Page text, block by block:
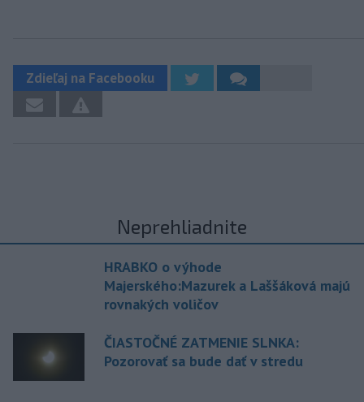
Zdieľaj na Facebooku
Neprehliadnite
HRABKO o výhode
Majerského:Mazurek a Laššáková majú
rovnakých voličov
ČIASTOČNÉ ZATMENIE SLNKA:
Pozorovať sa bude dať v stredu